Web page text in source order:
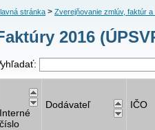
stránka> Zverejňovanie zmlúv, faktúr a
2016
Interné
číslo
Dodávateľ IČO